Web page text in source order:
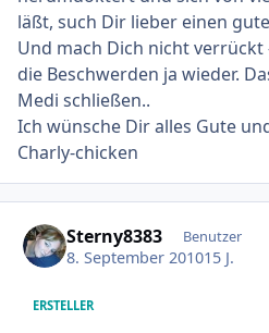
läßt, such Dir lieber einen
Und mach Dich nicht verrückt
die Beschwerden ja wieder.
Medi schließen..
Ich wünsche Dir alles Gute
Charly-chicken
Sterny8383 Benutzer
8. September 201015 J.
ERSTELLER